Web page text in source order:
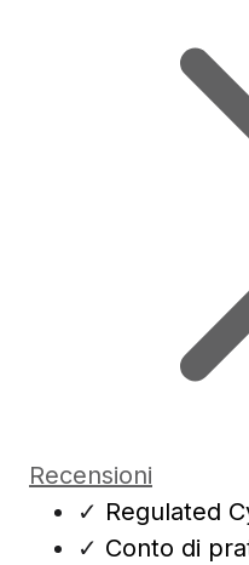
Recensioni
✓ Regulated
✓ Conto di